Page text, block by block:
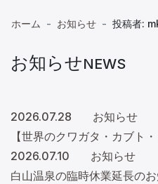
ホーム お知らせ 投稿者:
お知らせNEWS
2026.07.28
お知らせ
【世界のクワガタ・カブト
2026.07.10
お知らせ
白山温泉の臨時休業延長の